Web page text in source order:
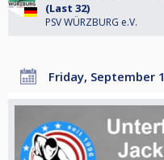
(Last 32)
PSV WÜRZBURG e.V.
Friday, September